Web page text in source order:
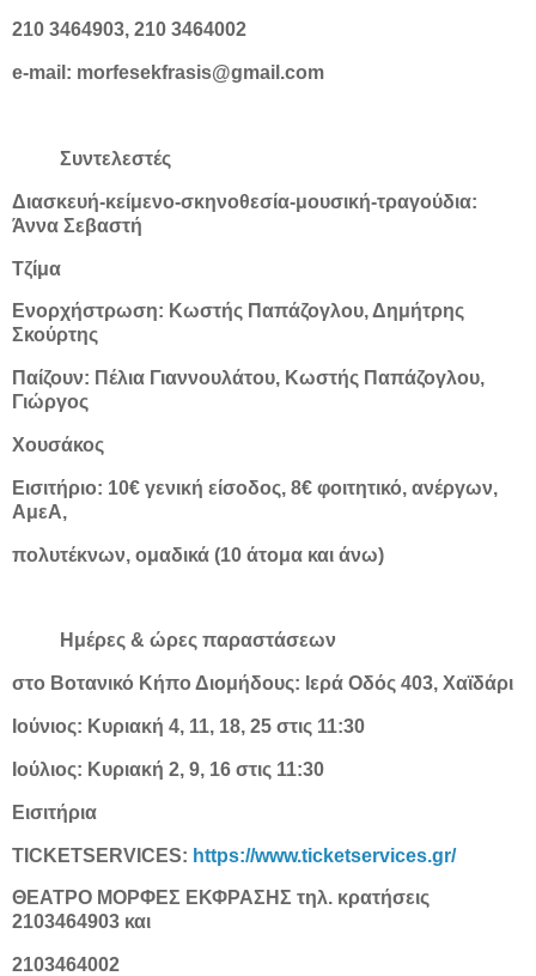
210 3464903, 210 3464002
e-mail: morfesekfrasis@gmail.com
Συντελεστές
Διασκευή-κείμενο-σκηνοθεσία-μουσική-τραγούδια:
Άννα Σεβαστή
Τζίμα
Ενορχήστρωση: Κωστής Παπάζογλου, Δημήτρης
Σκούρτης
Παίζουν: Πέλια Γιαννουλάτου, Κωστής Παπάζογλου,
Γιώργος
Χουσάκος
Εισιτήριο: 10€ γενική είσοδος, 8€ φοιτητικό, ανέργων,
ΑμεΑ,
πολυτέκνων, ομαδικά (10 άτομα και άνω)
Ημέρες & ώρες παραστάσεων
στο Βοτανικό Κήπο Διομήδους: Ιερά Οδός 403, Χαϊδάρι
Ιούνιος: Κυριακή 4, 11, 18, 25 στις 11:30
Ιούλιος: Κυριακή 2, 9, 16 στις 11:30
Εισιτήρια
TICKETSERVICES: https://www.ticketservices.gr/
ΘΕΑΤΡΟ ΜΟΡΦΕΣ ΕΚΦΡΑΣΗΣ τηλ. κρατήσεις
2103464903 και
2103464002